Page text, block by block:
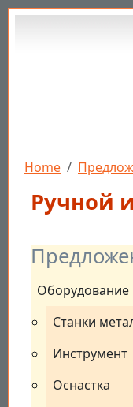
Перейти к
Строка
Home
Оборудование
Станки
Инструмент
Оснастка
Ручной